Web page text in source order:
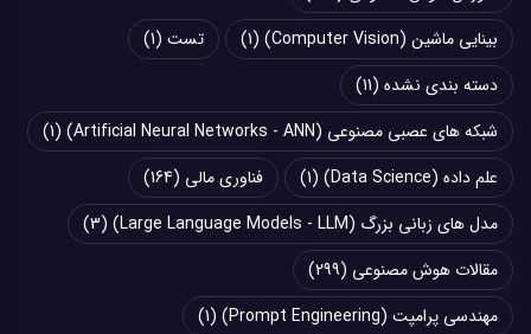
بینایی ماشین (Computer Vision)
(1) تست (1)
دسته بندی نشده (11)
شبکه های عصبی مصنوعی (Artificial Neural Networks - ANN)
(1)
علم داده (Data Science)
(1) فناوری مالی (164)
مدل های زبانی بزرگ (Large Language Models - LLM)
(3)
مقالات هوش مصنوعی (299)
مهندسی پرامپت (Prompt Engineering)
(1)